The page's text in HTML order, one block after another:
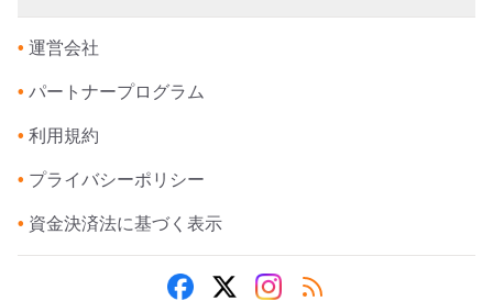
• 運営会社
• パートナープログラム
• 利用規約
• プライバシーポリシー
• 資金決済法に基づく表示